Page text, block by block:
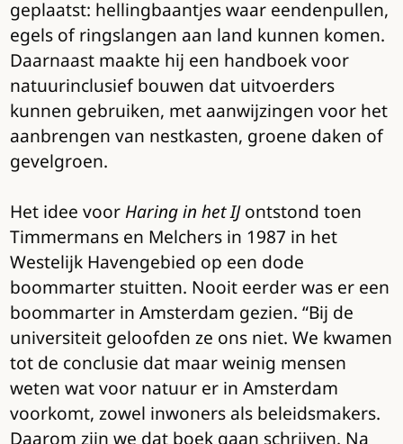
geplaatst: hellingbaantjes waar eendenpullen,
egels of ringslangen aan land kunnen komen.
Daarnaast maakte hij een handboek voor
natuurinclusief bouwen dat uitvoerders
kunnen gebruiken, met aanwijzingen voor het
aanbrengen van nestkasten, groene daken of
gevelgroen.
Het idee voor Haring in het IJontstond toen
Timmermans en Melchers in 1987 in het
Westelijk Havengebied op een dode
boommarter stuitten. Nooit eerder was er een
boommarter in Amsterdam gezien. “Bij de
universiteit geloofden ze ons niet. We kwamen
tot de conclusie dat maar weinig mensen
weten wat voor natuur er in Amsterdam
voorkomt, zowel inwoners als beleidsmakers.
Daarom zijn we dat boek gaan schrijven. Na